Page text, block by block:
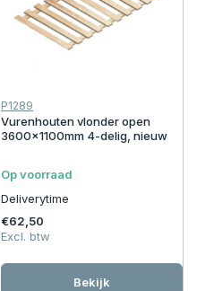
P1289
Vurenhouten vlonder open
3600x1100mm 4-delig, nieuw
Op voorraad
Deliverytime
€62,50
Excl. btw
Bekijk